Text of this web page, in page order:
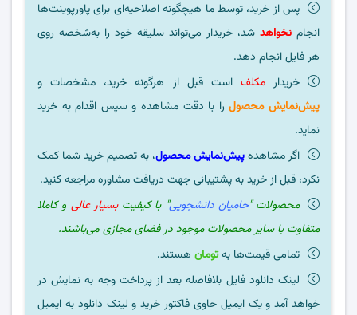
پس از خرید، توسط ما هیچگونه اصلاحیه‌ای برای پاورپوینت‌ها
انجام نخواهد شد، خریدار می‌تواند سلیقه خود را به‌شخصه روی
هر فایل انجام دهد.
خریدارمکلف است قبل از هرگونه خرید، مشخصات و
پیش‌نمایش محصولرا با دقت مشاهده و سپس اقدام به خرید
نماید.
اگر مشاهدهپیش‌نمایش محصول، به تصمیم خرید شما کمک
نکرد، قبل از خرید به پشتیبانی جهت دریافت مشاوره مراجعه کنید.
محصولات "حامیان دانشجویی" با کیفیت بسیار عالی و کاملا
متفاوت با سایر محصولات موجود در فضای مجازی می‌باشند.
تمامی قیمت‌ها بهتومان هستند.
لینک دانلود فایل بلافاصله بعد از پرداخت وجه به نمایش در
خواهد آمد و یک ایمیل حاوی فاکتور خرید و لینک دانلود به ایمیل